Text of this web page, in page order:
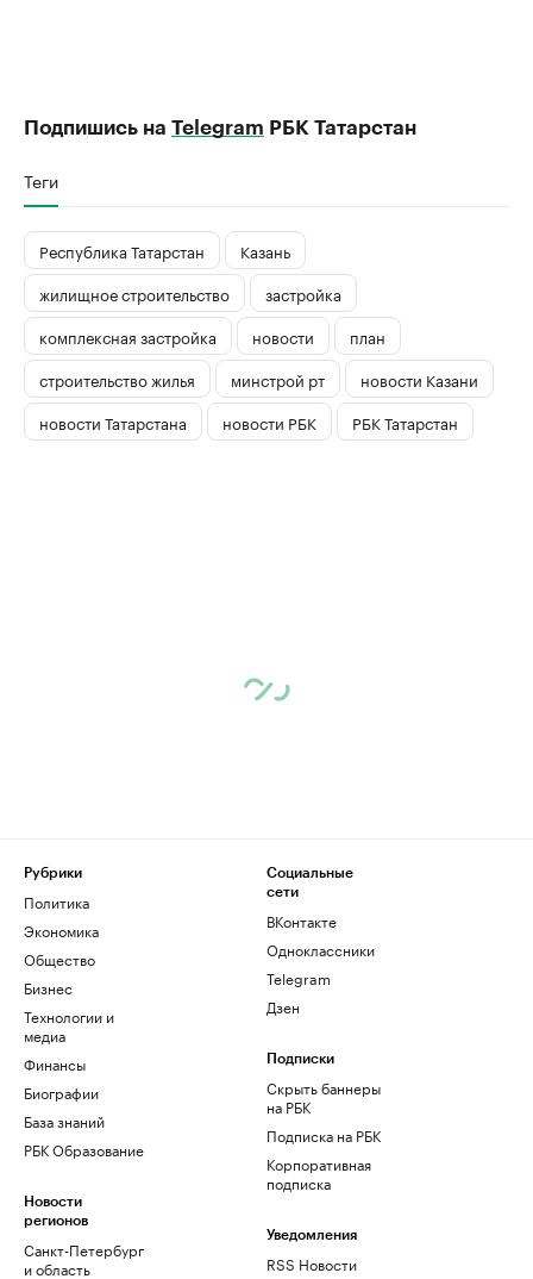
Подпишись на Telegram РБК Татарстан
Теги
Республика Татарстан
Казань
жилищное строительство
застройка
комплексная застройка
новости
план
строительство жилья
минстрой рт
новости Казани
новости Татарстана
новости РБК РБК Татарстан
Рубрики
Политика
Экономика
Общество
Бизнес
Технологии и
медиа
Финансы
Биографии
База знаний
РБК Образование
Новости
регионов
Санкт-Петербург
и область
Социальные
сети
ВКонтакте
Одноклассники
Telegram
Дзен
Подписки
Скрыть баннеры
на РБК
Подписка на РБК
Корпоративная
подписка
Уведомления
RSS Новости